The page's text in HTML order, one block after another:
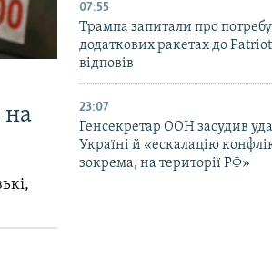
на
07:55
Трампа запитали про
додаткових ракетах до
відповів
23:07
Генсекретар ООН засудив
Україні й «ескалацію
зокрема, на території РФ»